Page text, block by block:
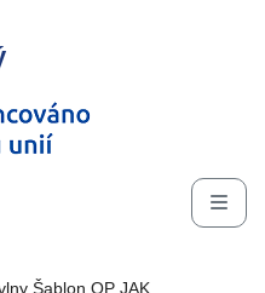
Šablon OP JAK